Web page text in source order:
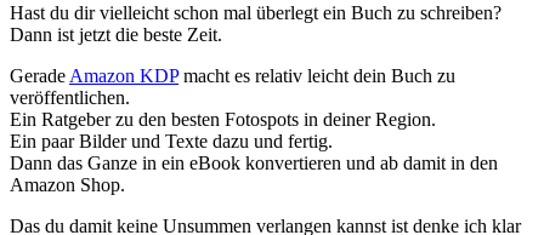
Hast du dir vielleicht schon mal überlegt ein Buch zu schreiben?
Dann ist jetzt die beste Zeit.
Gerade Amazon KDPmacht es relativ leicht dein Buch zu
veröffentlichen.
Ein Ratgeber zu den besten Fotospots in deiner Region.
Ein paar Bilder und Texte dazu und fertig.
Dann das Ganze in ein eBook konvertieren und ab damit in den
Amazon Shop.
Das du damit keine Unsummen verlangen kannst ist denke ich klar